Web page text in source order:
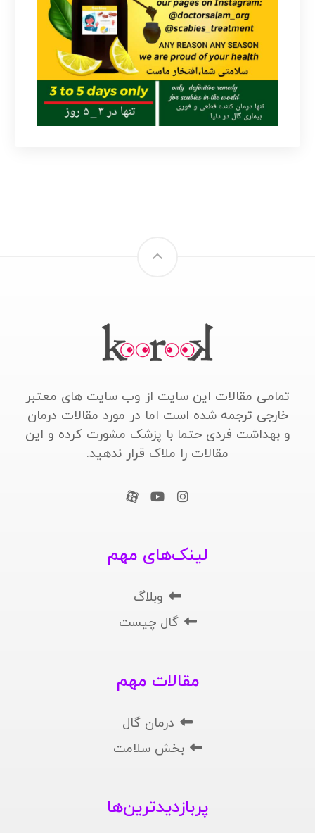
تمامی مقالات این سایت از وب سایت های معتبر
خارجی ترجمه شده است اما در مورد مقالات درمان
و بهداشت فردی حتما با پزشک مشورت کرده و این
مقالات را ملاک قرار ندهید.
لینک‌های مهم
وبلاگ
گال چیست
مقالات مهم
درمان گال
بخش سلامت
پربازدیدترین‌ها